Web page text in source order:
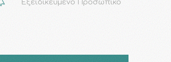
Εξειδικευμένο Προσωπικό